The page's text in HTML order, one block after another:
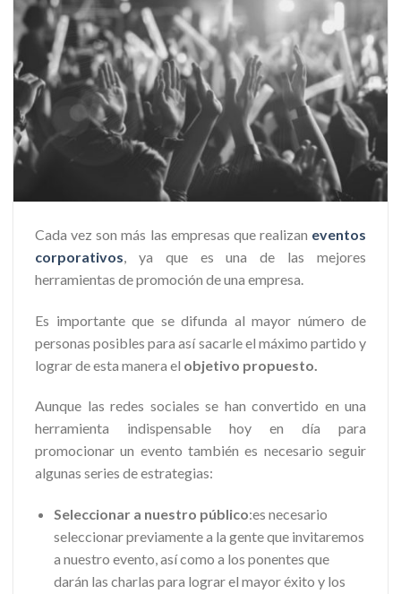
Cada vez son más las empresas que realizan eventos
corporativos , ya que es una de las mejores
herramientas de promoción de una empresa.
Es importante que se difunda al mayor número de
personas posibles para así sacarle el máximo partido y
lograr de esta manera el objetivo propuesto.
Aunque las redes sociales se han convertido en una
herramienta indispensable hoy en día para
promocionar un evento también es necesario seguir
algunas series de estrategias:
Seleccionar a nuestro público:es necesario
seleccionar previamente a la gente que invitaremos
a nuestro evento, así como a los ponentes que
darán las charlas para lograr el mayor éxito y los